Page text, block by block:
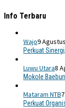
Info Terbaru
Wajo9
Perkuat
Luwu Utara8
Mokole
Mataram NTB
Perkuat